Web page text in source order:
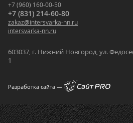
+7 (960) 160-00-50
+7 (831) 214-60-80
zakaz@intersvarka-nn.ru
intersvarka-nn.ru
603037, г. Нижний Новгород, ул.
1
Разработка сайта —